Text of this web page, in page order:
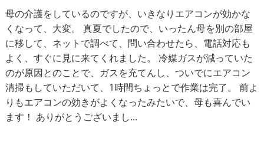
母の介護をしているのですが、いきなりエアコンが効かな
くなって、大変。 真夏でしたので、いったん母を別の部屋
に移して、ネットで調べて、問い合わせたら、電話対応も
よく、すぐに見に来てくれました。 冷媒ガスが減っていた
のが原因とのことで、ガスを充てんし、ついでにエアコン
清掃もしていただいて、1時間ちょっとで作業は完了。 前よ
りもエアコンの効きがよくなったみたいで、母も喜んでい
ます！ ありがとうございまし...